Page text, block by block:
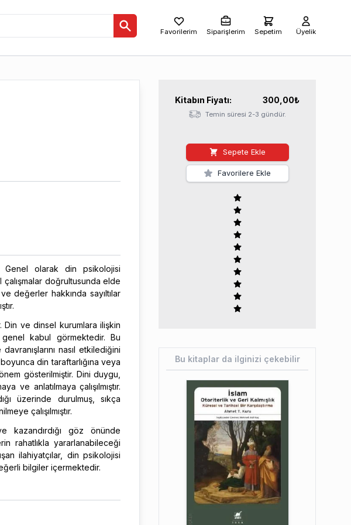
Favorilerim Siparişlerim Sepetim Üyelik
olarak din psikolojisi
çalışmalar doğrultusunda elde
değerler hakkında sayıltılar
Din ve dinsel kurumlara ilişkin
genel kabul görmektedir. Bu
nasıl etkilediğini
din taraftarlığına veya
gösterilmiştir. Dini duygu,
ve anlatılmaya çalışılmıştır.
üzerinde durulmuş, sıkça
çalışılmıştır.
kazandırdığı göz önünde
rahatlıkla yararlanabileceği
ilahiyatçılar, din psikolojisi
bilgiler içermektedir.
Kitabın Fiyatı: 300,00₺
Temin süresi 2-3 gündür.
Sepete Ekle
Favorilere Ekle
Bu kitaplar da ilginizi çekebilir